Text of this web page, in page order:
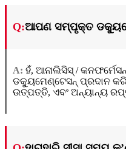
Q:ଆପଣ ସମ୍ପୃକ୍ତ
A: ହଁ, ଆନାଲିସିସ୍ /
ଡକ୍ୟୁମେଣ୍ଟେସନ୍ ପ୍ରଦାନ
ଉତ୍ପତ୍ତି, ଏବଂ ଅନ୍ୟାନ୍ୟ